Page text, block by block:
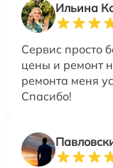
Ильина
Сервис просто
цены и ремонт
ремонта меня
Спасибо!